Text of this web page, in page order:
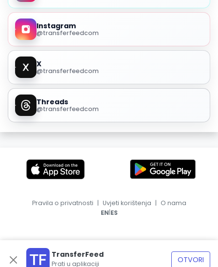
Instagram
@transferfeedcom
X
@transferfeedcom
Threads
@transferfeedcom
TransferFeed
Prati u aplikaciji OTVORI
Pravila o privatnosti | Uvjeti korištenja | O nama
EN|ES